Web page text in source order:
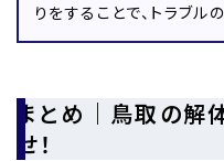
りをすることで、トラブル
まとめ｜鳥取の
せ！